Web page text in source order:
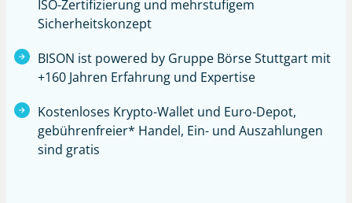
ISO-Zertifizierung und mehrstufigem
Sicherheitskonzept
BISON ist powered by Gruppe Börse Stuttgart mit
+160 Jahren Erfahrung und Expertise
Kostenloses Krypto-Wallet und Euro-Depot,
gebührenfreier* Handel, Ein- und Auszahlungen
sind gratis